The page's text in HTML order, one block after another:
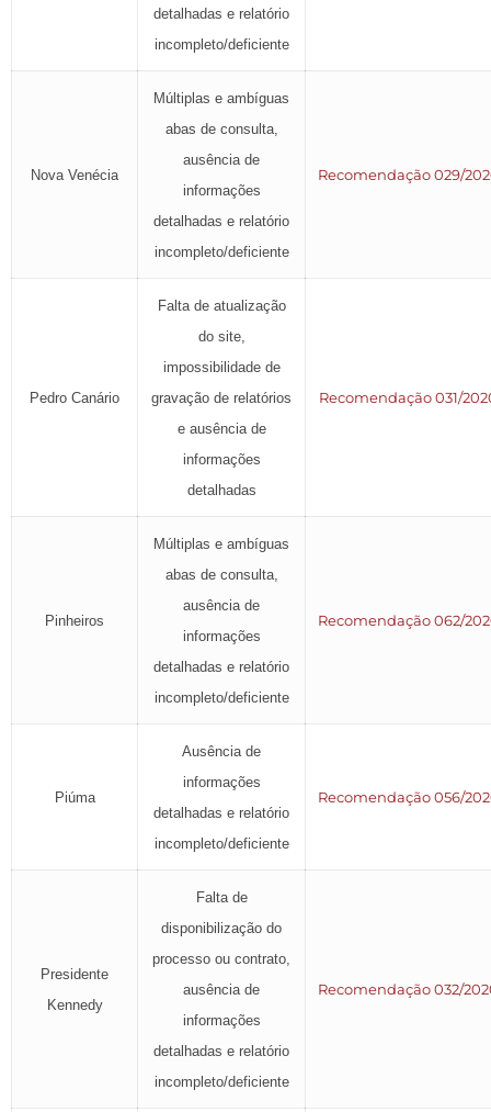
detalhadas e relatório
incompleto/deficiente
Nova Venécia
Múltiplas e ambíguas
abas de consulta,
ausência de
informações
detalhadas e relatório
incompleto/deficiente
Recomendação 029/
Pedro Canário
Falta de atualização
do site,
impossibilidade de
gravação de relatórios
e ausência de
informações
detalhadas
Recomendação 031/
Pinheiros
Múltiplas e ambíguas
abas de consulta,
ausência de
informações
detalhadas e relatório
incompleto/deficiente
Recomendação 062/
Piúma
Ausência de
informações
detalhadas e relatório
incompleto/deficiente
Recomendação 056/
Presidente
Kennedy
Falta de
disponibilização do
processo ou contrato,
ausência de
informações
detalhadas e relatório
incompleto/deficiente
Recomendação 032/